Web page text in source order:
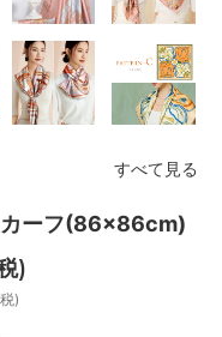
すべて見る
ーフ(86×86cm)
)
)